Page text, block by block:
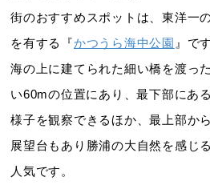
街のおすすめスポットは、東洋一
を有する『かつうら海中公園 』で
海の上に建てられた細い橋を渡っ
い60mの位置にあり、最下部にあ
様子を観察できるほか、最上部か
展望台もあり勝浦の大自然を感じ
人気です。